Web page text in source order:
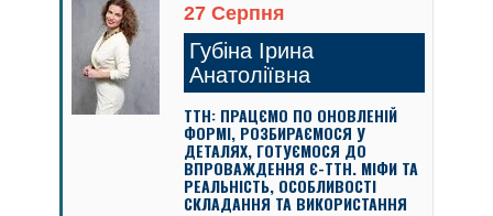
27 Серпня
Губіна Ірина
Анатоліївна
ТТН: ПРАЦЄМО ПО ОНОВЛЕНІЙ
ФОРМІ, РОЗБИРАЄМОСЯ У
ДЕТАЛЯХ, ГОТУЄМОСЯ ДО
ВПРОВАЖДЕННЯ Є-ТТН. МІФИ ТА
РЕАЛЬНІСТЬ, ОСОБЛИВОСТІ
СКЛАДАННЯ ТА ВИКОРИСТАННЯ